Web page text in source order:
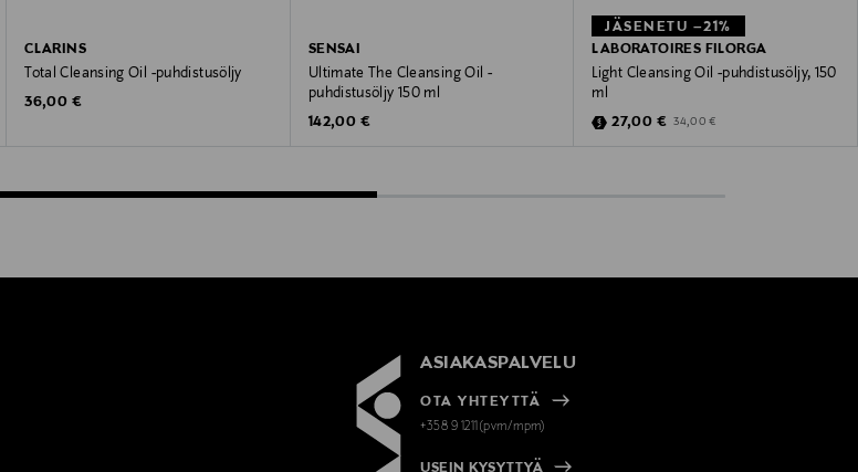
CLARINS
Total Cleansing Oil -puhdistusöljy
Original Price
36,00 €
SENSAI
Ultimate The Cleansing Oil -
puhdistusöljy 150 ml
Original Price
142,00 €
JÄSENETU –21%
LABORATOIRES FILORGA
Light Cleansing Oil -puhdistusöljy, 150
ml
Discounted Price
27,00 € Original Price
34,00 €
ASIAKASPALVELU
OTA YHTEYTTÄ
+358 9 1211(pvm/mpm)
USEIN KYSYTTYÄ